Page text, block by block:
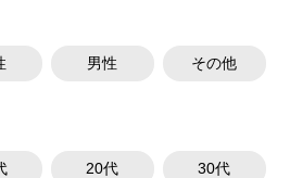
男性 その他
20代 30代